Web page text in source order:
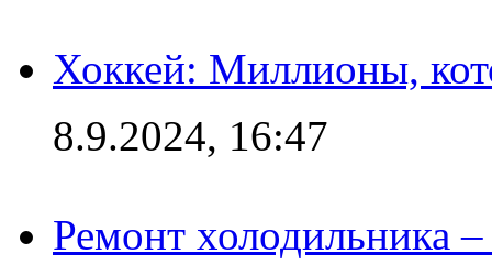
Хоккей: Миллионы,
8.9.2024, 16:47
Ремонт холодильника